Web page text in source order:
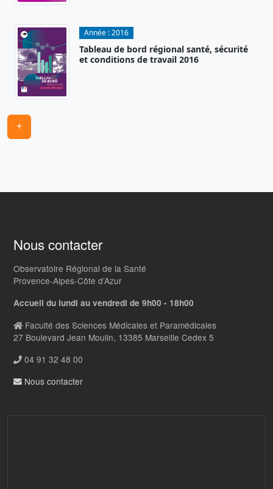
Année :2016
Tableau de bord régional santé, sécurité
et conditions de travail 2016
+
Nous contacter
Observatoire Régional de la Santé
Provence-Alpes-Côte d’Azur
Accueil du lundi au vendredi de 9h00 - 18h00
Faculté des Sciences Médicales et Paramédicales
27 Boulevard Jean Moulin, 13385 Marseille Cedex 5
04 91 32 48 00
Nous contacter